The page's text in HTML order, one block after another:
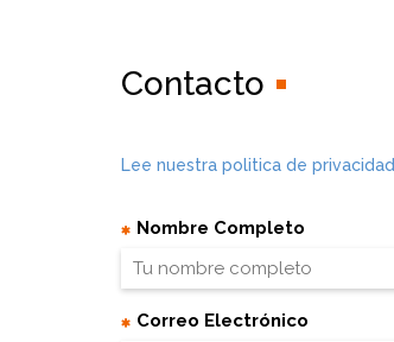
Contacto
Lee nuestra politica de privacidad
Nombre Completo
Correo Electrónico